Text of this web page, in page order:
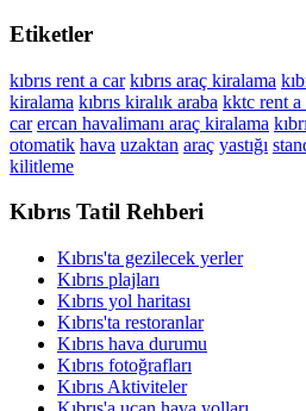
Etiketler
kıbrıs rent a car kıbrıs araç kiralama
kiralama kıbrıs kiralık araba kktc rent a
car ercan havalimanı araç kiralama
otomatik hava uzaktan araç yastığı
kilitleme
Kıbrıs Tatil Rehberi
Kıbrıs'ta gezilecek yerler
Kıbrıs plajları
Kıbrıs yol haritası
Kıbrıs'ta restoranlar
Kıbrıs hava durumu
Kıbrıs fotoğrafları
Kıbrıs Aktiviteler